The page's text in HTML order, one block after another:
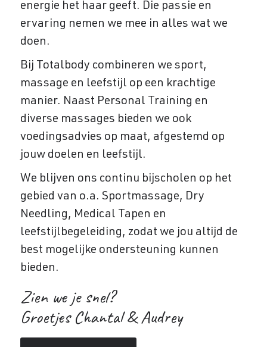
energie het haar geeft. Die passie en
ervaring nemen we mee in alles wat we
doen.
Bij Totalbody combineren we sport,
massage en leefstijl op een krachtige
manier. Naast Personal Training en
diverse massages bieden we ook
voedingsadvies op maat, afgestemd op
jouw doelen en leefstijl.
We blijven ons continu bijscholen op het
gebied van o.a. Sportmassage, Dry
Needling, Medical Tapen en
leefstijlbegeleiding, zodat we jou altijd de
best mogelijke ondersteuning kunnen
bieden.
Zien we je snel?
Groetjes Chantal & Audrey